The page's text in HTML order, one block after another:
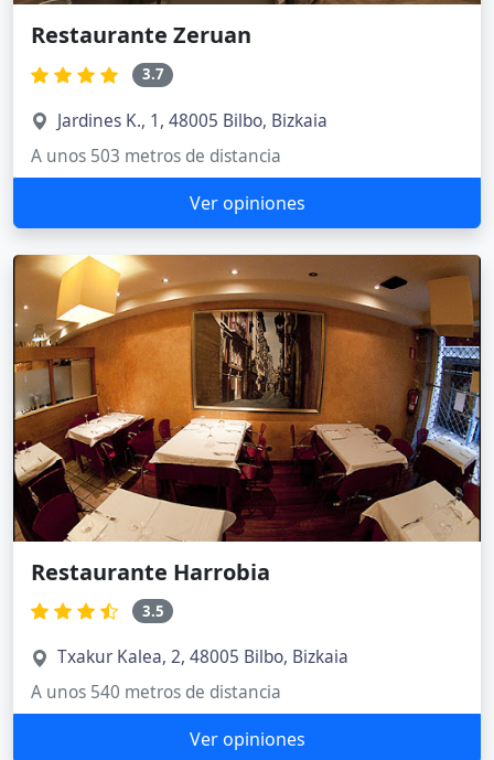
Restaurante Zeruan
3.7
Jardines K., 1, 48005 Bilbo, Bizkaia
A unos 503 metros de distancia
Ver opiniones
Restaurante Harrobia
3.5
Txakur Kalea, 2, 48005 Bilbo, Bizkaia
A unos 540 metros de distancia
Ver opiniones